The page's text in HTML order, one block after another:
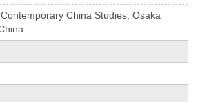
China Studies, Osaka